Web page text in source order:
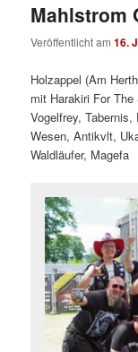
Mahlstrom
Veröffentlicht am16.
Holzappel (Am
mit Harakiri For
Vogelfrey,
Wesen, Antikvlt,
Waldläufer, Magefa